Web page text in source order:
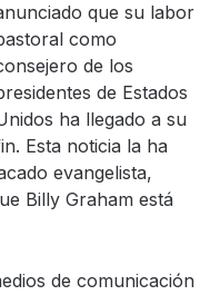
que su labor
como
de los
de Estados
ha llegado a su
Esta noticia la ha
evangelista,
Billy Graham está
de comunicación